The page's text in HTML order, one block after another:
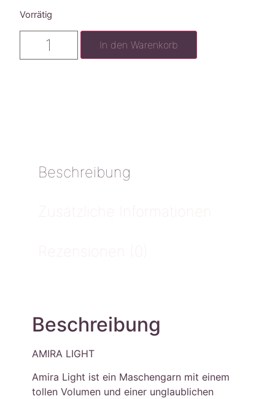
Vorrätig
In den Warenkorb
Beschreibung
Zusätzliche Informationen
Beschreibung
AMIRA LIGHT
Amira Light ist ein Maschengarn mit einem
tollen Volumen und einer unglaublichen